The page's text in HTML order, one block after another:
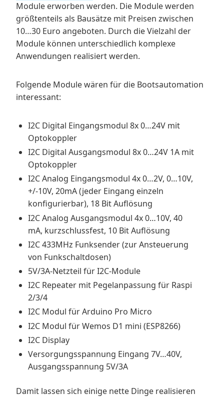
Module erworben werden. Die Module werden
größtenteils als Bausätze mit Preisen zwischen
10…30 Euro angeboten. Durch die Vielzahl der
Module können unterschiedlich komplexe
Anwendungen realisiert werden.
Folgende Module wären für die Bootsautomation
interessant:
I2C Digital Eingangsmodul 8x 0…24V mit
Optokoppler
I2C Digital Ausgangsmodul 8x 0…24V 1A mit
Optokoppler
I2C Analog Eingangsmodul 4x 0…2V, 0…10V,
+/-10V, 20mA (jeder Eingang einzeln
konfigurierbar), 18 Bit Auflösung
I2C Analog Ausgangsmodul 4x 0…10V, 40
mA, kurzschlussfest, 10 Bit Auflösung
I2C 433MHz Funksender (zur Ansteuerung
von Funkschaltdosen)
5V/3A-Netzteil für I2C-Module
I2C Repeater mit Pegelanpassung für Raspi
2/3/4
I2C Modul für Arduino Pro Micro
I2C Modul für Wemos D1 mini (ESP8266)
I2C Display
Versorgungsspannung Eingang 7V…40V,
Ausgangsspannung 5V/3A
Damit lassen sich einige nette Dinge realisieren